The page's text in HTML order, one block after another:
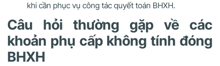
khi cần phục vụ công tác quyết toán BHXH.
Câu hỏi thường gặp về các
khoản phụ cấp không tính đóng
BHXH